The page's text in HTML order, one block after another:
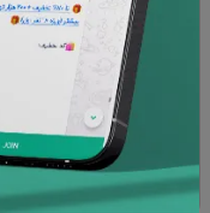
پشتیبانی 24 ساعته
امنیت پرداخت
افزودن به علاقه مندی ها